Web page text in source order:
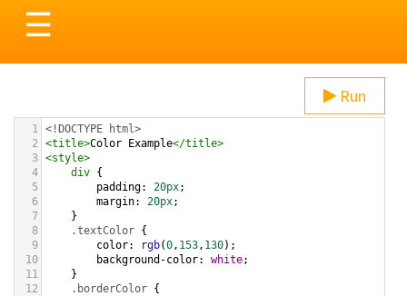
Toggle
navigation
☰
Run
1 <!DOCTYPE html>
2
<title>Color Example</title>
3 <style>
4
div {
5
padding: 20px;
6
margin: 20px;
7
}
8
.textColor {
9
color: rgb(0, 153, 130);
10
background-color: white;
11
}
12
.borderColor {